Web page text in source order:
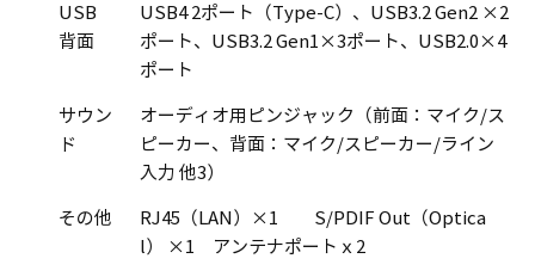
USB
背面
USB4 2ポート（Type-C）、USB3.2 Gen2 ×2
ポート、USB3.2 Gen1×3ポート、USB2.0×4
ポート
サウン
ド
オーディオ用ピンジャック（前面：マイク/ス
ピーカー、背面：マイク/スピーカー/ライン
入力 他3）
その他
RJ45（LAN）×1 S/PDIF Out（Optica
l） ×1 アンテナポートｘ2